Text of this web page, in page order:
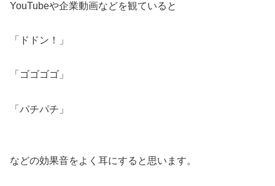
YouTubeや企業動画などを観ていると
「ドドン！」
「ゴゴゴゴ」
「パチパチ」
などの効果音をよく耳にすると思います。